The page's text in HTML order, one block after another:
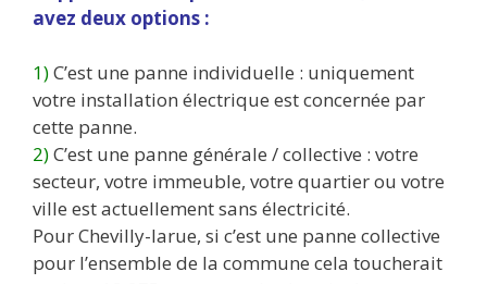
avez deux options :
1)C’est une panne individuelle : uniquement
votre installation électrique est concernée par
cette panne.
2)C’est une panne générale / collective : votre
secteur, votre immeuble, votre quartier ou votre
ville est actuellement sans électricité.
Pour Chevilly-larue, si c’est une panne collective
pour l’ensemble de la commune cela toucherait